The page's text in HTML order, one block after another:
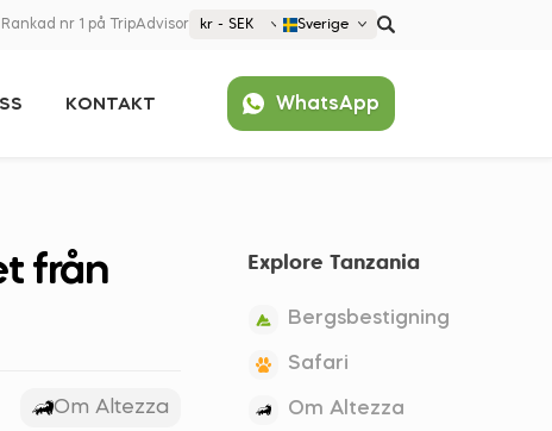
Rankad nr 1 på TripAdvisor kr - SEK Sverige
Deutschland (Deutsch)
KONTAKT WhatsApp
från
Om Altezza
Explore Tanzania
Bergsbestigning
Safari
Om Altezza